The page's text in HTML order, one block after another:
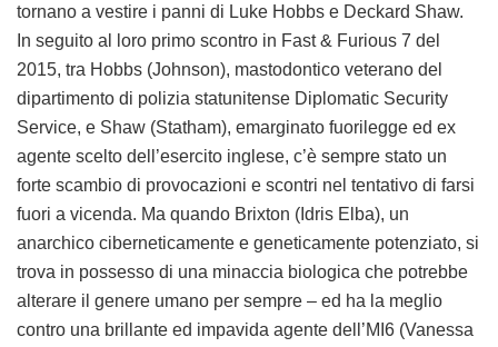
tornano a vestire i panni di Luke Hobbs e Deckard Shaw.
In seguito al loro primo scontro in Fast & Furious 7 del
2015, tra Hobbs (Johnson), mastodontico veterano del
dipartimento di polizia statunitense Diplomatic Security
Service, e Shaw (Statham), emarginato fuorilegge ed ex
agente scelto dell’esercito inglese, c’è sempre stato un
forte scambio di provocazioni e scontri nel tentativo di farsi
fuori a vicenda. Ma quando Brixton (Idris Elba), un
anarchico ciberneticamente e geneticamente potenziato, si
trova in possesso di una minaccia biologica che potrebbe
alterare il genere umano per sempre – ed ha la meglio
contro una brillante ed impavida agente dell’MI6 (Vanessa